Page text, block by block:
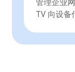
管理企业
TV 向设备